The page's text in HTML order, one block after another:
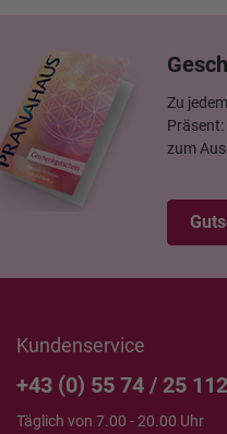
Zu
zum
Kundenservice
+43 (0) 55 74 / 25 112
Täglich von 7.00 - 20.00 Uhr